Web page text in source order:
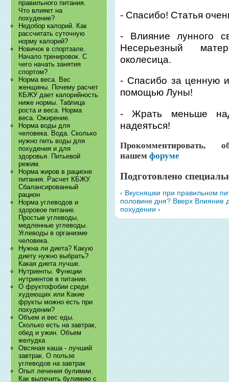
правильного питания.
Что влияет на
похудение?
Недобор калорий. Как
рассчитать суточную
норму калорий?
Новичок в спортзале.
Начало тренировок. С
чего начать занятия
спортом?
Норма веса. Вес
женщины. Почему расчет
КБЖУ дает калорийность
ниже нормы. Таблица
роста и веса. Норма
веса. Ожирение.
Норма воды для
человека. Вода. Сколько
нужно пить воды для
похудения и для
здоровья. Питьевой
режим.
Норма жиров в рационе
питания. Расчет КБЖУ.
Сбалансированный
рацион
Норма углеводов и
здоровое питание.
Простые углеводы,
медленные углеводы.
Углеводы в организме
человека.
Нужна ли диета? Какую
диету нужно выбрать?
Какая диета лучше.
Нутриенты. Функции
нутриентов в питании.
О фруктофобии среди
худеющих или Какие
фрукты можно есть при
похудении?
Объем и вес еды.
Сколько есть на завтрак,
обед и ужин. Объем
желудка
Овсяная каша - лучший
завтрак. О пользе
углеводов на завтрак
Опыт лечения булимии.
Как вылечить булимию с
- Спасибо! Статья
- Влияние лунного
Несерьезный
околесица.
- Спасибо за ценную
помощью Луны!
- Жрать меньше
надеяться!
нашемфоруме
Подготовлено
‹ Вкусняшки при правильном
половине дня? Вверх Влияние
похудении ›